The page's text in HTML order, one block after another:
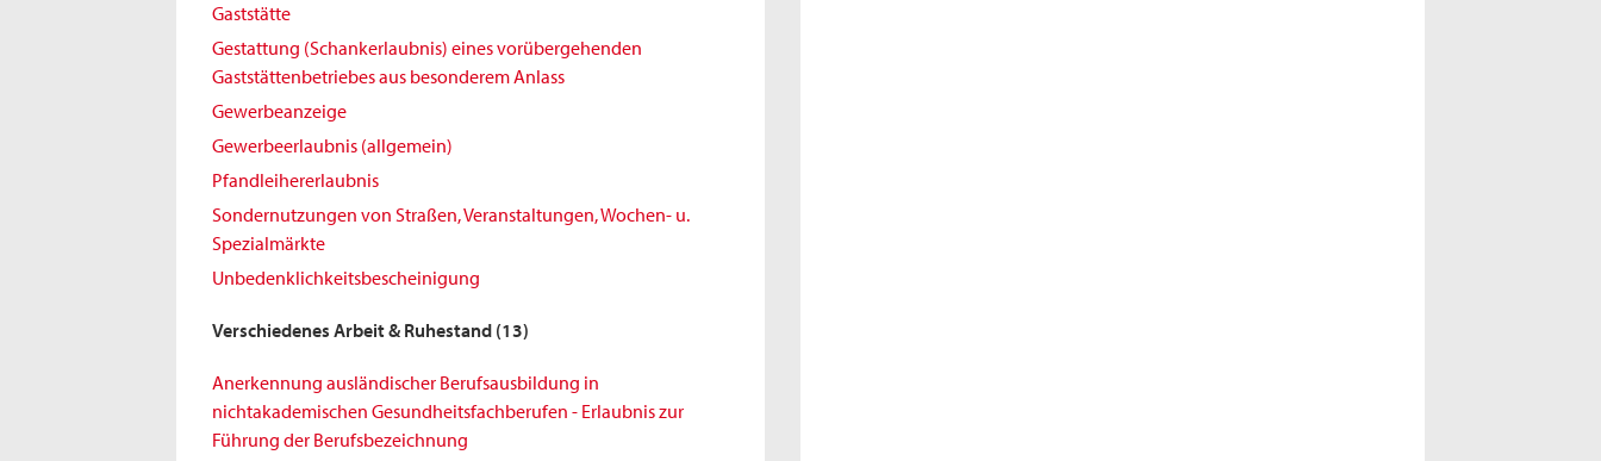
Gaststätte
Gestattung (Schankerlaubnis) eines vorübergehenden
Gaststättenbetriebes aus besonderem Anlass
Gewerbeanzeige
Gewerbeerlaubnis (allgemein)
Pfandleihererlaubnis
Sondernutzungen von Straßen, Veranstaltungen, Wochen- u.
Spezialmärkte
Unbedenklichkeitsbescheinigung
Verschiedenes Arbeit & Ruhestand (13)
Anerkennung ausländischer Berufsausbildung in
nichtakademischen Gesundheitsfachberufen - Erlaubnis zur
Führung der Berufsbezeichnung